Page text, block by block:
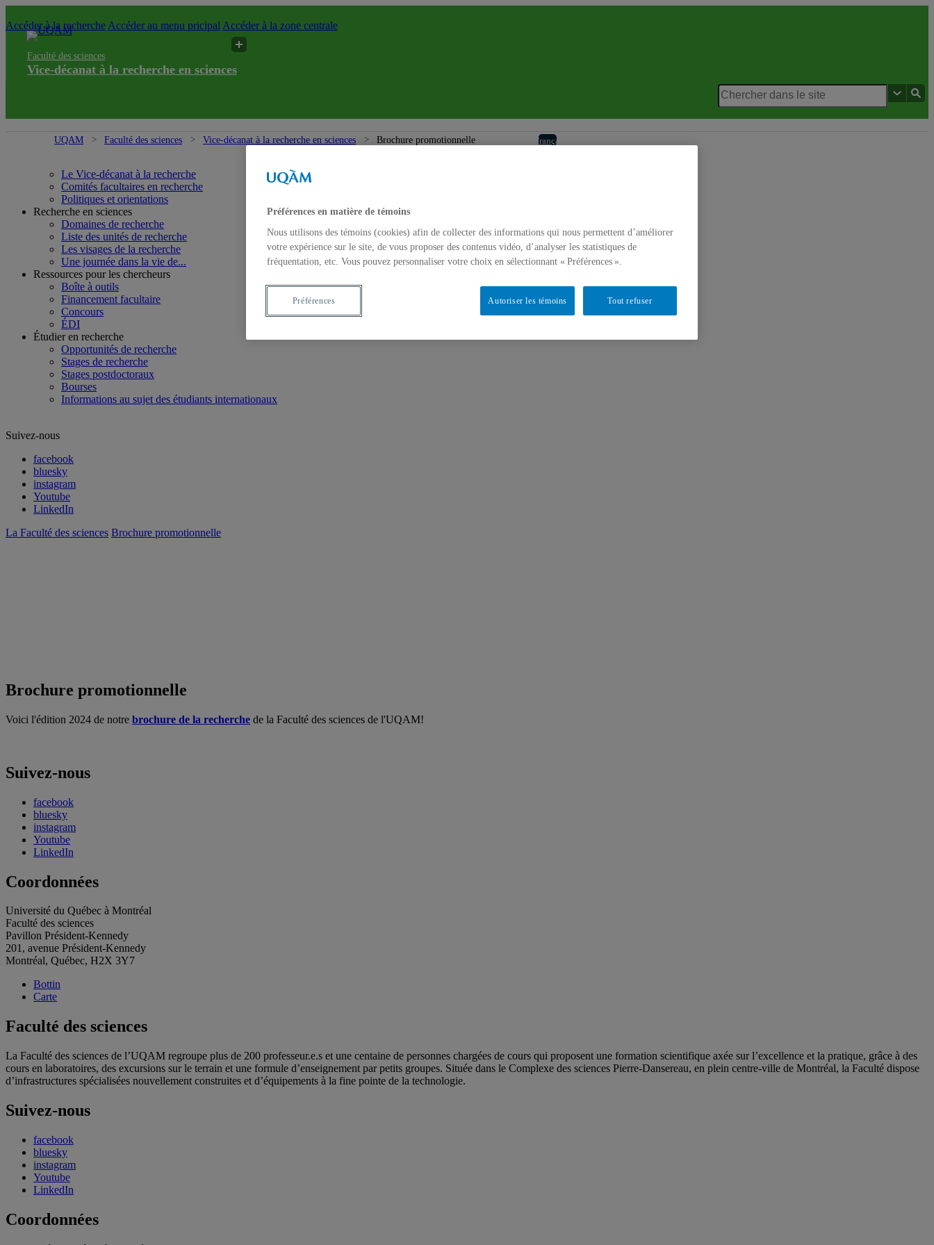
Accéder à la recherche Accéder au menu pricipal Accéder à la zone centrale
Faculté des sciences
Vice-décanat à la recherche en sciences
UQAM Faculté des sciences Vice-décanat à la recherche en sciences Brochure promotionnelle Français
Accueil
Le Vice-décanat à la recherche
Comités facultaires en recherche
Politiques et orientations
Recherche en sciences
Domaines de recherche
Liste des unités de recherche
Les visages de la recherche
Une journée dans la vie de...
Ressources pour les chercheurs
Boîte à outils
Financement facultaire
Concours
ÉDI
Étudier en recherche
Opportunités de recherche
Stages de recherche
Stages postdoctoraux
Bourses
Informations au sujet des étudiants internationaux
Suivez-nous
facebook
bluesky
instagram
Youtube
LinkedIn
La Faculté des sciences Brochure promotionnelle
Brochure promotionnelle
Voici l'édition 2024 de notre brochure de la recherche de la Faculté des sciences de l'UQAM!
Suivez-nous
facebook
bluesky
instagram
Youtube
LinkedIn
Coordonnées
Université du Québec à Montréal
Faculté des sciences
Pavillon Président-Kennedy
201, avenue Président-Kennedy
Montréal, Québec, H2X 3Y7
Bottin
Carte
Faculté des sciences
La Faculté des sciences de l’UQAM regroupe plus de 200 professeur.e.s et une centaine de personnes chargées de cours qui proposent une formation scientifique axée sur l’excellence et la pratique, grâce à des
cours en laboratoires, des excursions sur le terrain et une formule d’enseignement par petits groupes. Située dans le Complexe des sciences Pierre-Dansereau, en plein centre-ville de Montréal, la Faculté dispose
d’infrastructures spécialisées nouvellement construites et d’équipements à la fine pointe de la technologie.
Suivez-nous
facebook
bluesky
instagram
Youtube
LinkedIn
Coordonnées
Préférences en matière de témoins
Nous utilisons des témoins (cookies) afin de collecter des informations qui nous permettent d’améliorer
votre expérience sur le site, de vous proposer des contenus vidéo, d’analyser les statistiques de
fréquentation, etc. Vous pouvez personnaliser votre choix en sélectionnant « Préférences ».
Tout refuser
Autoriser les témoins
Préférences